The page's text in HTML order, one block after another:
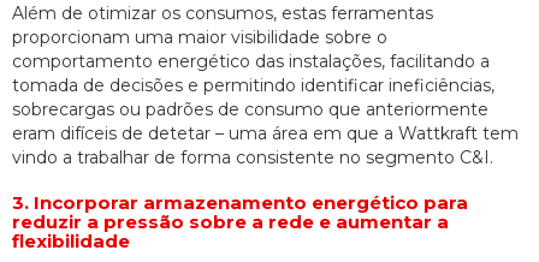
Além de otimizar os consumos, estas ferramentas
proporcionam uma maior visibilidade sobre o
comportamento energético das instalações, facilitando a
tomada de decisões e permitindo identificar ineficiências,
sobrecargas ou padrões de consumo que anteriormente
eram difíceis de detetar – uma área em que a Wattkraft tem
vindo a trabalhar de forma consistente no segmento C&I.
3. Incorporar armazenamento energético para
reduzir a pressão sobre a rede e aumentar a
flexibilidade